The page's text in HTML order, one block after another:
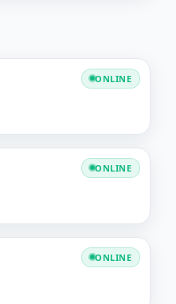
ONLINE
ONLINE
ONLINE